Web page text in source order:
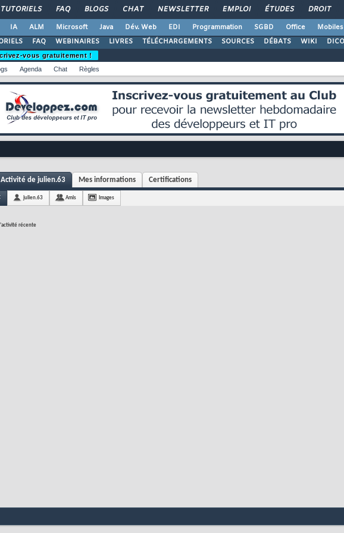
TUTORIELS FAQ BLOGS CHAT NEWSLETTER EMPLOI ÉTUDES DROIT
IA ALM Microsoft Java Dév. Web EDI Programmation SGBD Office Mobiles
FAQ WEBINAIRES LIVRES TÉLÉCHARGEMENTS SOURCES DÉBATS WIKI DICO
vous gratuitement !
Agenda Chat Règles
Activité de julien.63 Mes informations Certifications
julien.63 Amis Images
récente